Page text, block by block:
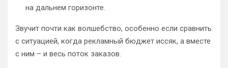
на дальнем горизонте.
Звучит почти как волшебство, особенно если сравнить
с ситуацией, когда рекламный бюджет иссяк, а вместе
с ним – и весь поток заказов.